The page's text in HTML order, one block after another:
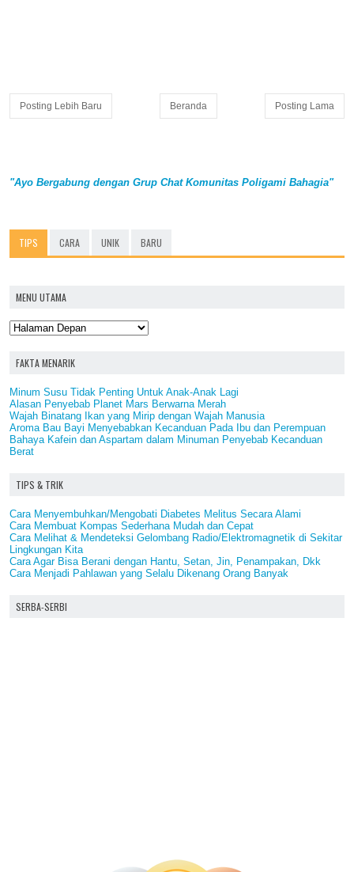
Posting Lebih Baru Posting Lama
Beranda
"Ayo Bergabung dengan Grup Chat Komunitas Poligami Bahagia"
TIPS CARA UNIK BARU
MENU UTAMA
FAKTA MENARIK
Minum Susu Tidak Penting Untuk Anak-Anak Lagi
Alasan Penyebab Planet Mars Berwarna Merah
Wajah Binatang Ikan yang Mirip dengan Wajah Manusia
Aroma Bau Bayi Menyebabkan Kecanduan Pada Ibu dan Perempuan
Bahaya Kafein dan Aspartam dalam Minuman Penyebab Kecanduan
Berat
TIPS & TRIK
Cara Menyembuhkan/Mengobati Diabetes Melitus Secara Alami
Cara Membuat Kompas Sederhana Mudah dan Cepat
Cara Melihat & Mendeteksi Gelombang Radio/Elektromagnetik di Sekitar
Lingkungan Kita
Cara Agar Bisa Berani dengan Hantu, Setan, Jin, Penampakan, Dkk
Cara Menjadi Pahlawan yang Selalu Dikenang Orang Banyak
SERBA-SERBI